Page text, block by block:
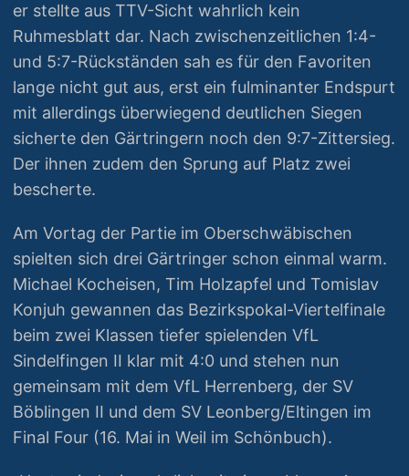
er stellte aus TTV-Sicht wahrlich kein
Ruhmesblatt dar. Nach zwischenzeitlichen 1:4-
und 5:7-Rückständen sah es für den Favoriten
lange nicht gut aus, erst ein fulminanter Endspurt
mit allerdings überwiegend deutlichen Siegen
sicherte den Gärtringern noch den 9:7-Zittersieg.
Der ihnen zudem den Sprung auf Platz zwei
bescherte.
Am Vortag der Partie im Oberschwäbischen
spielten sich drei Gärtringer schon einmal warm.
Michael Kocheisen, Tim Holzapfel und Tomislav
Konjuh gewannen das Bezirkspokal-Viertelfinale
beim zwei Klassen tiefer spielenden VfL
Sindelfingen II klar mit 4:0 und stehen nun
gemeinsam mit dem VfL Herrenberg, der SV
Böblingen II und dem SV Leonberg/Eltingen im
Final Four (16. Mai in Weil im Schönbuch).